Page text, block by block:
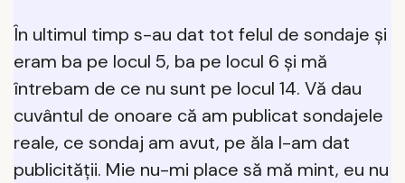
În ultimul timp s-au dat tot felul de sondaje și
eram ba pe locul 5, ba pe locul 6 și mă
întrebam de ce nu sunt pe locul 14. Vă dau
cuvântul de onoare că am publicat sondajele
reale, ce sondaj am avut, pe ăla l-am dat
publicității. Mie nu-mi place să mă mint, eu nu